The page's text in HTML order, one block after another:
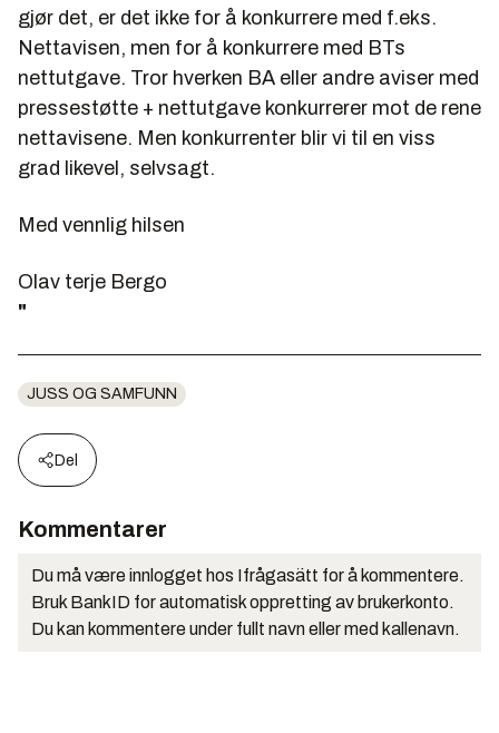
gjør det, er det ikke for å konkurrere med f.eks.
Nettavisen, men for å konkurrere med BTs
nettutgave. Tror hverken BA eller andre aviser med
pressestøtte + nettutgave konkurrerer mot de rene
nettavisene. Men konkurrenter blir vi til en viss
grad likevel, selvsagt.
Med vennlig hilsen
Olav terje Bergo
"
JUSS OG SAMFUNN
Del
Kommentarer
Du må være innlogget hos Ifrågasätt for å kommentere.
Bruk BankID for automatisk oppretting av brukerkonto.
Du kan kommentere under fullt navn eller med kallenavn.